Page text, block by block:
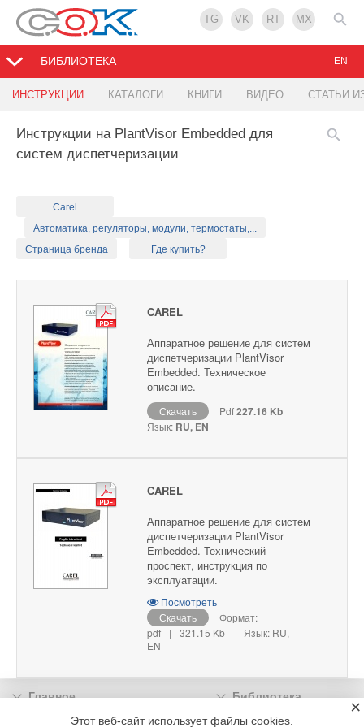
TG VK RT MX
БИБЛИОТЕКА
ИНСТРУКЦИИ КАТАЛОГИ КНИГИ ВИДЕО СТАТЬИ
EN
Инструкции на PlantVisor Embedded для
систем диспетчеризации
Carel
Автоматика, регуляторы, модули, термостаты,...
Страница бренда
Где купить?
CAREL
Аппаратное решение для систем
диспетчеризации PlantVisor
Embedded. Техническое
описание.
Скачать Pdf227.16 Kb
Язык: RU, EN
CAREL
Аппаратное решение для систем
диспетчеризации PlantVisor
Embedded. Технический
проспект, инструкция по
эксплуатации.
Посмотреть
Скачать
Формат:
pdf
| 321.15 Kb
Язык: RU,
EN
Главное
Библиотека
Подписка
Реклама
Этот веб-сайт использует файлы cookies.
×